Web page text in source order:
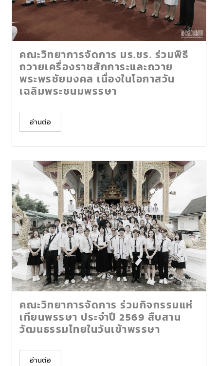
คณะวิทยาการจัดการ มร.ชร. ร่วมพิธี
ถวายเครื่องราชสักการะและถวาย
พระพรชัยมงคล เนื่องในโอกาสวัน
เฉลิมพระชนมพรรษา
อ่านต่อ
คณะวิทยาการจัดการ ร่วมกิจกรรมแห่
เทียนพรรษา ประจำปี 2569 สืบสาน
วัฒนธรรมไทยในวันเข้าพรรษา
อ่านต่อ